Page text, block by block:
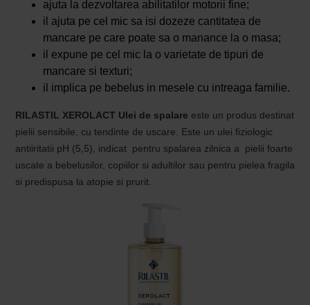
ajuta la dezvoltarea abilitatilor motorii fine;
il ajuta pe cel mic sa isi dozeze cantitatea de
mancare pe care poate sa o manance la o masa;
il expune pe cel mic la o varietate de tipuri de
mancare si texturi;
il implica pe bebelus in mesele cu intreaga familie.
RILASTIL XEROLACT Ulei de spalare este un produs destinat
pielii sensibile, cu tendinte de uscare. Este un ulei fiziologic
antiiritatii pH (5,5), indicat pentru spalarea zilnica a pielii foarte
uscate a bebelusilor, copiilor si adultilor sau pentru pielea fragila
si predispusa la atopie si prurit.